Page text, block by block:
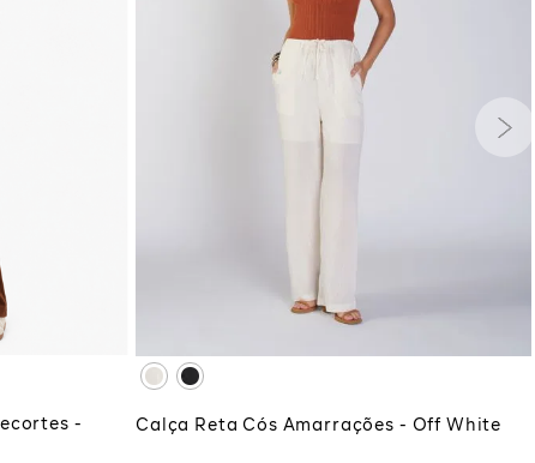
-
ADICIONAR À SACOLA
Calça Reta Cós Amarrações - Off White